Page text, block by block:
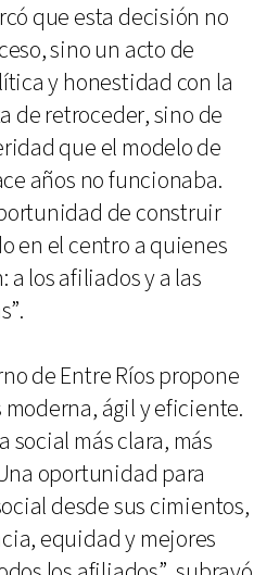
que esta decisión no
sino un acto de
y honestidad con la
de retroceder, sino de
que el modelo de
años no funcionaba.
de construir
en el centro a quienes
los afiliados y a las
de Entre Ríos propone
ágil y eficiente.
social más clara, más
oportunidad para
desde sus cimientos,
equidad y mejores